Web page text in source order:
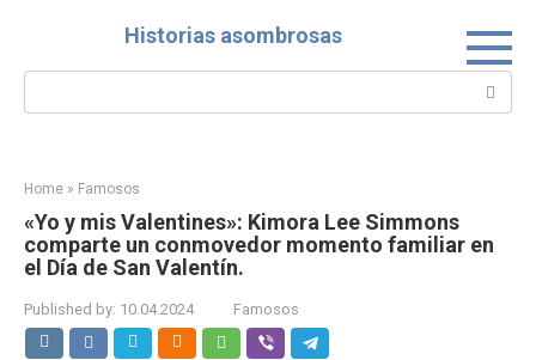
Historias asombrosas
Search:
Home » Famosos
«Yo y mis Valentines»: Kimora Lee Simmons
comparte un conmovedor momento familiar en
el Día de San Valentín.
Published by: 10.04.2024 Famosos